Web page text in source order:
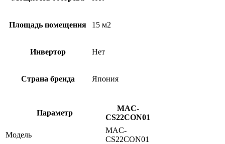
Площадь помещения 15 м2
Инвертор Нет
Страна бренда Япония
Параметр
MAC-
CS22CON01
Модель
MAC-
CS22CON01